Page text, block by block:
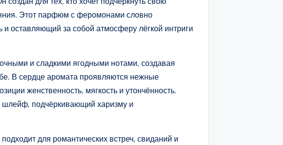
Этот парфюм с феромонами словно
оставляющий за собой атмосферу лёгкой интриги
и сладкими ягодными нотами, создавая
В сердце аромата проявляются нежные
женственность, мягкость и утончённость.
подчёркивающий харизму и
для романтических встреч, свиданий и